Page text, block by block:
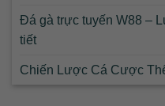
Đá gà trực tuyến W88 –
tiết
Chiến Lược Cá Cược